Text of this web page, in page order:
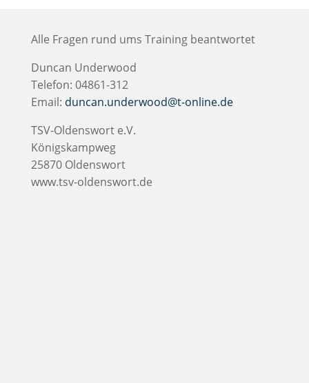
Alle Fragen rund ums Training beantwortet
Duncan Underwood
Telefon: 04861-312
Email: duncan.underwood@t-online.de
TSV-Oldenswort e.V.
Königskampweg
25870 Oldenswort
www.tsv-oldenswort.de